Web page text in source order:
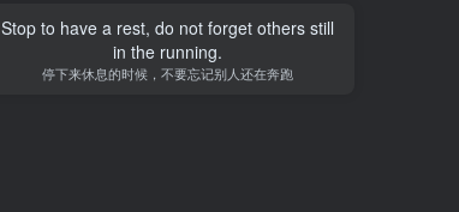
Stop to have a rest, do not forget others still
in the running.
停下来休息的时候，不要忘记别人还在奔跑